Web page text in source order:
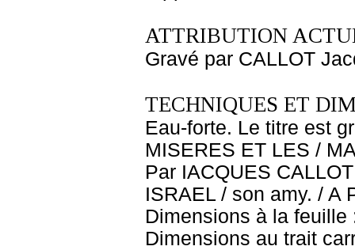
ATTRIBUTION
Gravé par CALLOT
TECHNIQUES ET
Eau-forte. Le titre est
MISERES ET LES /
Par IACQUES
ISRAEL / son amy. / A
Dimensions à la
Dimensions au trait